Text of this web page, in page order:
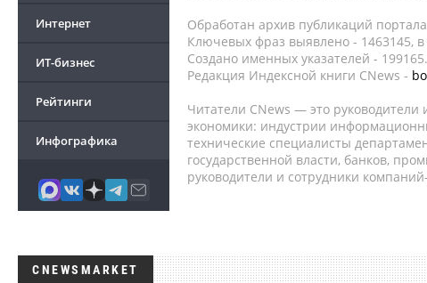
Интернет
ИТ-бизнес
Рейтинги
Инфографика
Обработан архив публикаций
Ключевых фраз выявлено - 1463145,
Создано именных указателей - 199165.
Редакция Индексной книги CNews -
Читатели CNews — это
экономики: индустрии
технические специалисты
государственной власти, банков,
руководители и сотрудники
CNEWSMARKET